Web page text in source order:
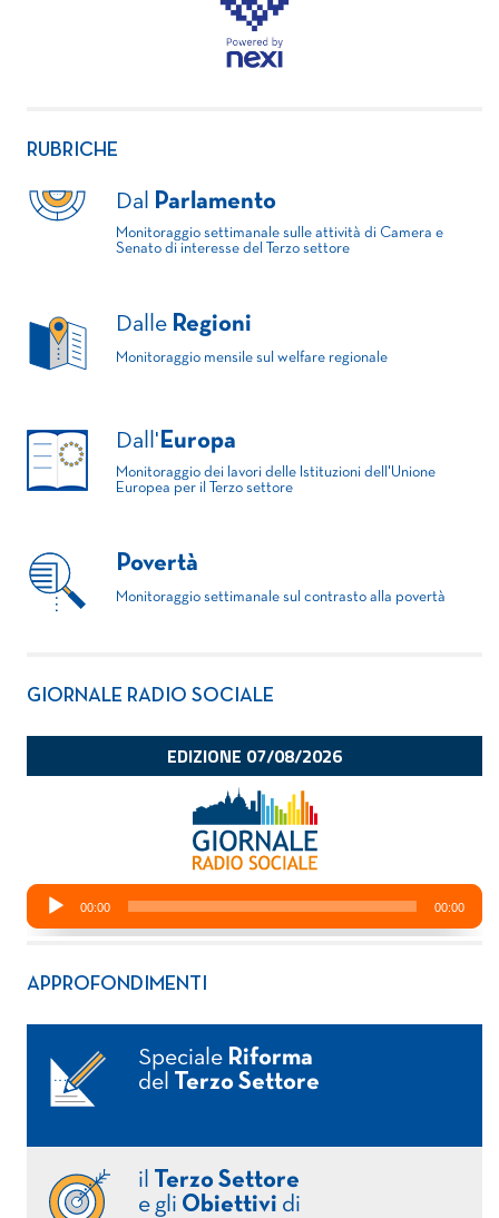
RUBRICHE
Dal Parlamento
Monitoraggio settimanale sulle attività di Camera e
Senato di interesse del Terzo settore
Dalle Regioni
Monitoraggio mensile sul welfare regionale
Dall' Europa
Monitoraggio dei lavori delle Istituzioni dell'Unione
Europea per il Terzo settore
Povertà
Monitoraggio settimanale sul contrasto alla povertà
GIORNALE RADIO SOCIALE
APPROFONDIMENTI
Speciale Riforma
del
Terzo Settore
il
Terzo Settore
e gli Obiettivi di